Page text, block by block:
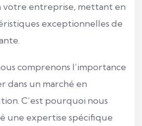
votre entreprise, mettant en
exceptionnelles de
comprenons l’importance
dans un marché en
C’est pourquoi nous
une expertise spécifique